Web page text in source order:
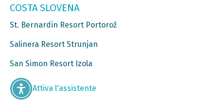
COSTA SLOVENA
St. Bernardin Resort Portorož
Salinera Resort Strunjan
San Simon Resort Izola
Attiva l'assistente